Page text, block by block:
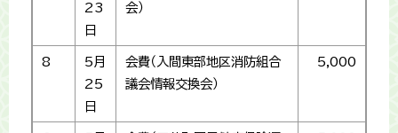
23
日
会）
8
5月
25
日
会費（入間東部地区消防組合
議会情報交換会）
5,000